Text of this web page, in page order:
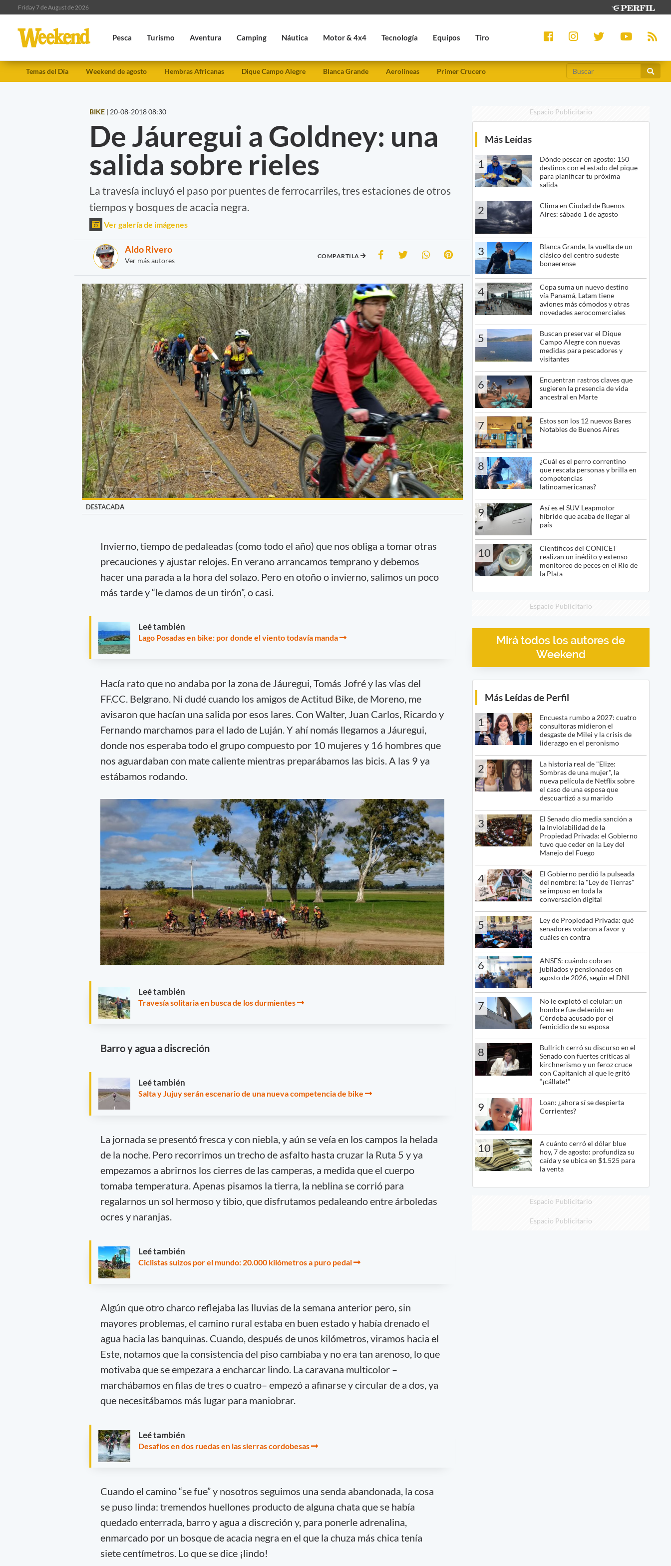
Friday 7 de August de 2026
Pesca Turismo Aventura Camping Náutica Motor & 4x4 Tecnología Equipos Tiro
Temas del Día Weekend de agosto Hembras Africanas Dique Campo Alegre Blanca Grande Aerolíneas Primer Crucero
BIKE | 20-08-2018 08:30
De Jáuregui a Goldney: una
salida sobre rieles
La travesía incluyó el paso por puentes de ferrocarriles, tres estaciones de otros
tiempos y bosques de acacia negra.
Ver galería de imágenes
Aldo Rivero
Ver más autores
COMPARTILA
DESTACADA
Invierno, tiempo de pedaleadas (como todo el año) que nos obliga a tomar otras
precauciones y ajustar relojes. En verano arrancamos temprano y debemos
hacer una parada a la hora del solazo. Pero en otoño o invierno, salimos un poco
más tarde y “le damos de un tirón”, o casi.
Leé también
Lago Posadas en bike: por donde el viento todavía manda
Hacía rato que no andaba por la zona de Jáuregui, Tomás Jofré y las vías del
FF.CC. Belgrano. Ni dudé cuando los amigos de Actitud Bike, de Moreno, me
avisaron que hacían una salida por esos lares. Con Walter, Juan Carlos, Ricardo y
Fernando marchamos para el lado de Luján. Y ahí nomás llegamos a Jáuregui,
donde nos esperaba todo el grupo compuesto por 10 mujeres y 16 hombres que
nos aguardaban con mate caliente mientras preparábamos las bicis. A las 9 ya
estábamos rodando.
Leé también
Travesía solitaria en busca de los durmientes
Barro y agua a discreción
Leé también
Salta y Jujuy serán escenario de una nueva competencia de bike
La jornada se presentó fresca y con niebla, y aún se veía en los campos la helada
de la noche. Pero recorrimos un trecho de asfalto hasta cruzar la Ruta 5 y ya
empezamos a abrirnos los cierres de las camperas, a medida que el cuerpo
tomaba temperatura. Apenas pisamos la tierra, la neblina se corrió para
regalarnos un sol hermoso y tibio, que disfrutamos pedaleando entre árboledas
ocres y naranjas.
Leé también
Ciclistas suizos por el mundo: 20.000 kilómetros a puro pedal
Algún que otro charco reflejaba las lluvias de la semana anterior pero, sin
mayores problemas, el camino rural estaba en buen estado y había drenado el
agua hacia las banquinas. Cuando, después de unos kilómetros, viramos hacia el
Este, notamos que la consistencia del piso cambiaba y no era tan arenoso, lo que
motivaba que se empezara a encharcar lindo. La caravana multicolor –
marchábamos en filas de tres o cuatro– empezó a afinarse y circular de a dos, ya
que necesitábamos más lugar para maniobrar.
Leé también
Desafíos en dos ruedas en las sierras cordobesas
Cuando el camino “se fue” y nosotros seguimos una senda abandonada, la cosa
se puso linda: tremendos huellones producto de alguna chata que se había
quedado enterrada, barro y agua a discreción y, para ponerle adrenalina,
enmarcado por un bosque de acacia negra en el que la chuza más chica tenía
siete centímetros. Lo que se dice ¡lindo!
Espacio Publicitario
Más Leídas
1
Dónde pescar en agosto: 150
destinos con el estado del pique
para planificar tu próxima
salida
2
Clima en Ciudad de Buenos
Aires: sábado 1 de agosto
3
Blanca Grande, la vuelta de un
clásico del centro sudeste
bonaerense
4
Copa suma un nuevo destino
vía Panamá, Latam tiene
aviones más cómodos y otras
novedades aerocomerciales
5
Buscan preservar el Dique
Campo Alegre con nuevas
medidas para pescadores y
visitantes
6
Encuentran rastros claves que
sugieren la presencia de vida
ancestral en Marte
7
Estos son los 12 nuevos Bares
Notables de Buenos Aires
8
¿Cuál es el perro correntino
que rescata personas y brilla en
competencias
latinoamericanas?
9
Así es el SUV Leapmotor
híbrido que acaba de llegar al
país
10
Científicos del CONICET
realizan un inédito y extenso
monitoreo de peces en el Río de
la Plata
Espacio Publicitario
Mirá todos los autores de
Weekend
Más Leídas de Perfil
1
Encuesta rumbo a 2027: cuatro
consultoras midieron el
desgaste de Milei y la crisis de
liderazgo en el peronismo
2
La historia real de "Elize:
Sombras de una mujer", la
nueva película de Netflix sobre
el caso de una esposa que
descuartizó a su marido
3
El Senado dio media sanción a
la Inviolabilidad de la
Propiedad Privada: el Gobierno
tuvo que ceder en la Ley del
Manejo del Fuego
4
El Gobierno perdió la pulseada
del nombre: la "Ley de Tierras"
se impuso en toda la
conversación digital
5
Ley de Propiedad Privada: qué
senadores votaron a favor y
cuáles en contra
6
ANSES: cuándo cobran
jubilados y pensionados en
agosto de 2026, según el DNI
7
No le explotó el celular: un
hombre fue detenido en
Córdoba acusado por el
femicidio de su esposa
8
Bullrich cerró su discurso en el
Senado con fuertes críticas al
kirchnerismo y un feroz cruce
con Capitanich al que le gritó
“¡cállate!”
9
Loan: ¿ahora sí se despierta
Corrientes?
10
A cuánto cerró el dólar blue
hoy, 7 de agosto: profundiza su
caída y se ubica en $1.525 para
la venta
Espacio Publicitario
Espacio Publicitario